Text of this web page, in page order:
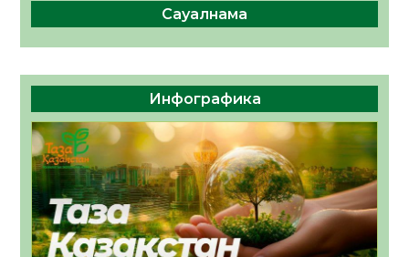
Сауалнама
Инфографика